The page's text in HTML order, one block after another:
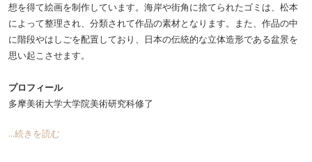
想を得て絵画を制作しています。海岸や街角に捨てられたゴミは、松本
によって整理され、分類されて作品の素材となります。また、作品の中
に階段やはしごを配置しており、日本の伝統的な立体造形である盆景を
思い起こさせます。
プロフィール
多摩美術大学大学院美術研究科修了
...続きを読む